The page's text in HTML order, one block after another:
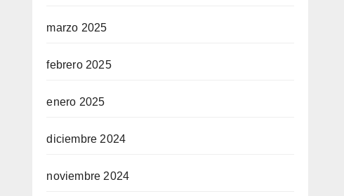
marzo 2025
febrero 2025
enero 2025
diciembre 2024
noviembre 2024